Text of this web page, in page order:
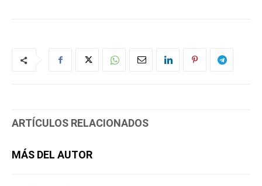
ARTÍCULOS RELACIONADOS
MÁS DEL AUTOR